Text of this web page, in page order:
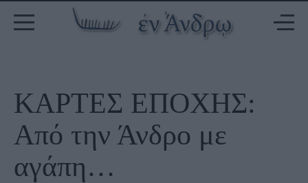
ΚΑΡΤΕΣ ΕΠΟΧΗΣ:
Από την Άνδρο με
αγάπη…